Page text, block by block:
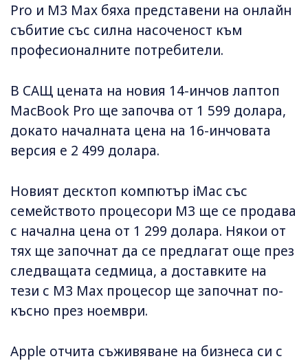
Pro и M3 Max бяха представени на онлайн
събитие със силна насоченост към
професионалните потребители.
В САЩ цената на новия 14-инчов лаптоп
MacBook Pro ще започва от 1 599 долара,
докато началната цена на 16-инчовата
версия е 2 499 долара.
Новият десктоп компютър iMac със
семейството процесори M3 ще се продава
с начална цена от 1 299 долара. Някои от
тях ще започнат да се предлагат още през
следващата седмица, а доставките на
тези с M3 Max процесор ще започнат по-
късно през ноември.
Apple отчита съживяване на бизнеса си с